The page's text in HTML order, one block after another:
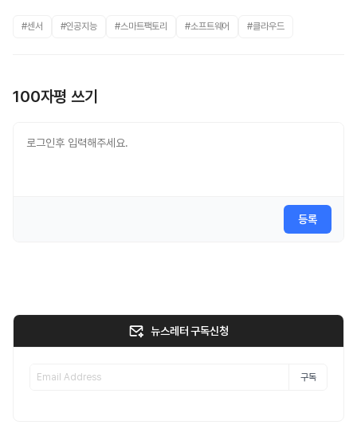
#센서 #인공지능 #스마트팩토리 #소프트웨어 #클라우드
100자평 쓰기
등록
뉴스레터 구독신청
구독